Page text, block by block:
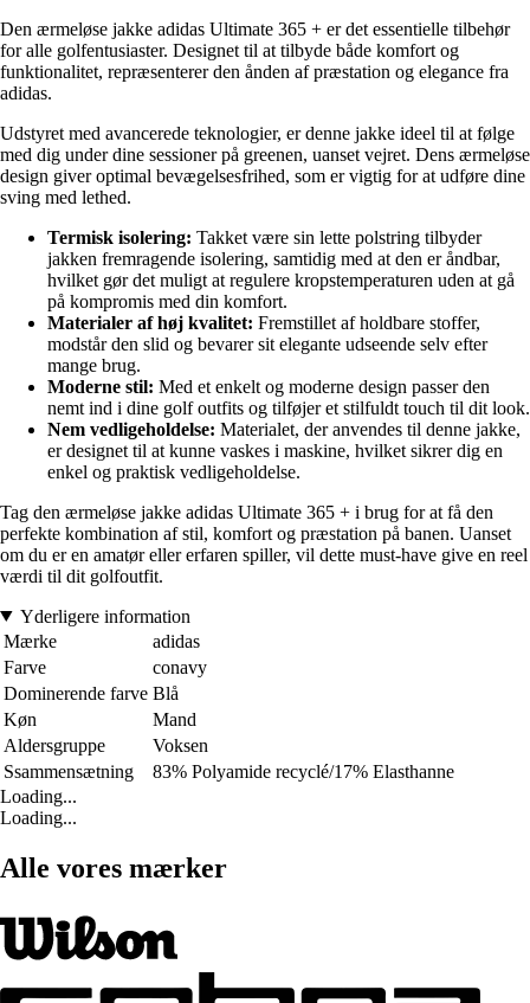
Den ærmeløse jakke adidas Ultimate 365 + er det essentielle tilbehør
for alle golfentusiaster. Designet til at tilbyde både komfort og
funktionalitet, repræsenterer den ånden af præstation og elegance fra
adidas.
Udstyret med avancerede teknologier, er denne jakke ideel til at følge
med dig under dine sessioner på greenen, uanset vejret. Dens ærmeløse
design giver optimal bevægelsesfrihed, som er vigtig for at udføre dine
sving med lethed.
Termisk isolering: Takket være sin lette polstring tilbyder
jakken fremragende isolering, samtidig med at den er åndbar,
hvilket gør det muligt at regulere kropstemperaturen uden at gå
på kompromis med din komfort.
Materialer af høj kvalitet: Fremstillet af holdbare stoffer,
modstår den slid og bevarer sit elegante udseende selv efter
mange brug.
Moderne stil: Med et enkelt og moderne design passer den
nemt ind i dine golf outfits og tilføjer et stilfuldt touch til dit look.
Nem vedligeholdelse: Materialet, der anvendes til denne jakke,
er designet til at kunne vaskes i maskine, hvilket sikrer dig en
enkel og praktisk vedligeholdelse.
Tag den ærmeløse jakke adidas Ultimate 365 + i brug for at få den
perfekte kombination af stil, komfort og præstation på banen. Uanset
om du er en amatør eller erfaren spiller, vil dette must-have give en reel
værdi til dit golfoutfit.
Yderligere information
Mærke
adidas
Farve
conavy
Dominerende farve Blå
Køn
Mand
Aldersgruppe
Voksen
Ssammensætning
83% Polyamide recyclé/17% Elasthanne
Loading...
Loading...
Alle vores mærker